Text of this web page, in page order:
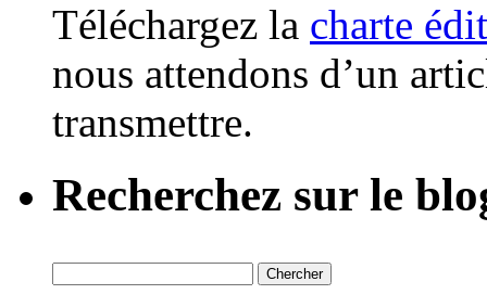
Téléchargez la charte
nous attendons d’un
transmettre.
Recherchez sur le